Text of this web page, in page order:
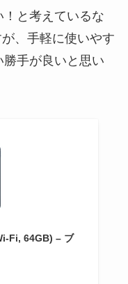
と考えているな
、手軽に使いやす
手が良いと思い
Fi, 64GB) – ブ